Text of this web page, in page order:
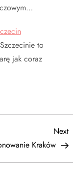
to
jak coraz
Next
Kraków